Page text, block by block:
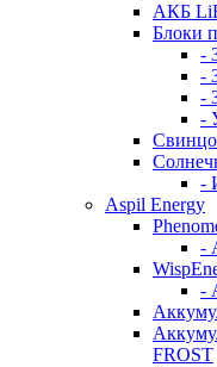
АКБ
Блоки
-
-
-
-
-
Aspil Energy
-
-
FROST